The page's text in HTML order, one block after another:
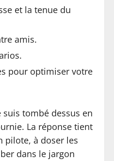
et la tenue du
amis.
pour optimiser votre
suis tombé dessus en
La réponse tient
pilote, à doser les
dans le jargon